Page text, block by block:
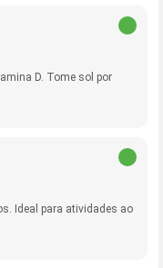
D. Tome sol por
Ideal para atividades ao